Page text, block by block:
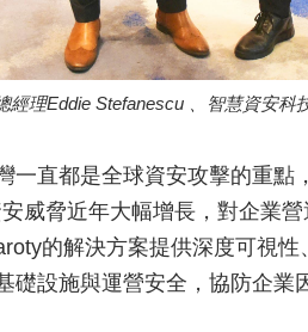
經理Eddie Stefanescu 、智慧資安科
一直都是全球資安攻擊的重點
威脅近年大幅增長，對企業
的解決方案提供深度可視
設施與運營安全，協防企業